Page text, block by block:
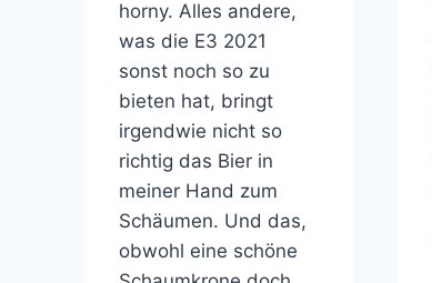
horny. Alles andere,
was die E3 2021
sonst noch so zu
bieten hat, bringt
irgendwie nicht so
richtig das Bier in
meiner Hand zum
Schäumen. Und das,
obwohl eine schöne